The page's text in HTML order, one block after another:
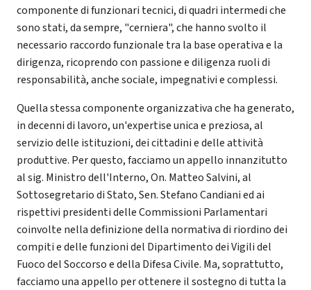
componente di funzionari tecnici, di quadri intermedi che
sono stati, da sempre, "cerniera", che hanno svolto il
necessario raccordo funzionale tra la base operativa e la
dirigenza, ricoprendo con passione e diligenza ruoli di
responsabilità, anche sociale, impegnativi e complessi.
Quella stessa componente organizzativa che ha generato,
in decenni di lavoro, un'expertise unica e preziosa, al
servizio delle istituzioni, dei cittadini e delle attività
produttive. Per questo, facciamo un appello innanzitutto
al sig. Ministro dell'Interno, On. Matteo Salvini, al
Sottosegretario di Stato, Sen. Stefano Candiani ed ai
rispettivi presidenti delle Commissioni Parlamentari
coinvolte nella definizione della normativa di riordino dei
compiti e delle funzioni del Dipartimento dei Vigili del
Fuoco del Soccorso e della Difesa Civile. Ma, soprattutto,
facciamo una appello per ottenere il sostegno di tutta la